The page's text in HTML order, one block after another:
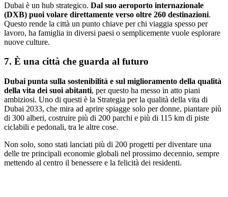
Dubai è un hub strategico. Dal suo aeroporto internazionale
(DXB) puoi volare direttamente verso oltre 260 destinazioni.
Questo rende la città un punto chiave per chi viaggia spesso per
lavoro, ha famiglia in diversi paesi o semplicemente vuole esplorare
nuove culture.
7. È una città che guarda al futuro
Dubai punta sulla sostenibilità e sul miglioramento della qualità
della vita dei suoi abitanti, per questo ha messo in atto piani
ambiziosi. Uno di questi è la Strategia per la qualità della vita di
Dubai 2033, che mira ad aprire spiagge solo per donne, piantare più
di 300 alberi, costruire più di 200 parchi e più di 115 km di piste
ciclabili e pedonali, tra le altre cose.
Non solo, sono stati lanciati più di 200 progetti per diventare una
delle tre principali economie globali nel prossimo decennio, sempre
mettendo al centro il benessere e la felicità dei residenti.